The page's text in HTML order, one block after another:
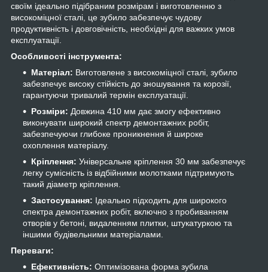
своїм ідеально підібраним розмірам і виготовленню з
високоміцної сталі, це зубило забезпечує чудову
продуктивність і довговічність, необхідні для важких умов
експлуатації.
Особливості інструмента:
Матеріал: Виготовлене з високоміцної сталі, зубило
забезпечує високу стійкість до зношування та корозії,
гарантуючи тривалий термін експлуатації.
Розміри: Довжина 410 мм дає змогу ефективно
виконувати широкий спектр демонтажних робіт,
забезпечуючи глибоке проникнення й широке
охоплення матеріалу.
Кріплення: Універсальне кріплення 30 мм забезпечує
легку сумісність із відбійними молотками підтримують
такий діаметр кріплення.
Застосування: Ідеально підходить для широкого
спектра демонтажних робіт, включно з пробиванням
отворів у бетоні, видаленням плитки, штукатуркою та
іншими будівельними матеріалами.
Переваги:
Ефективність: Оптимізована форма зубила